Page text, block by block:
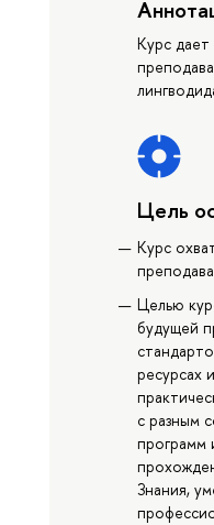
Курс дает
Цель
Курс
Целью
будущей
ресурсах
с разным
программ
Знания,